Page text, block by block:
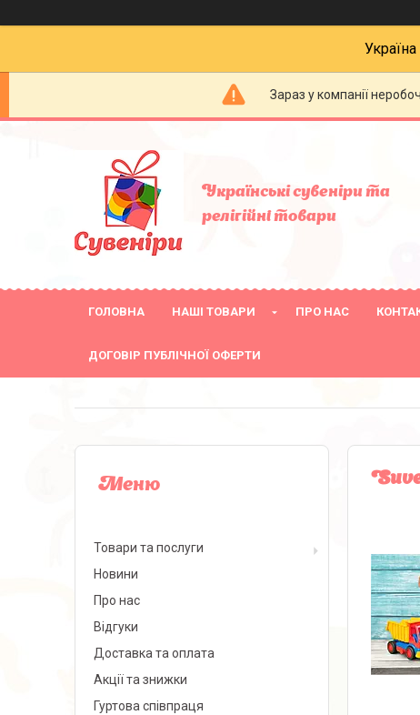
Зараз у компанії
Українські сувеніри та
релігійнi товари
ГОЛОВНА НАШІ ТОВАРИ ПРО НАС
ДОГОВІР ПУБЛІЧНОЇ ОФЕРТИ
Товари та послуги
Новини
Про нас
Відгуки
Доставка та оплата
Акції та знижки
Гуртова співпраця